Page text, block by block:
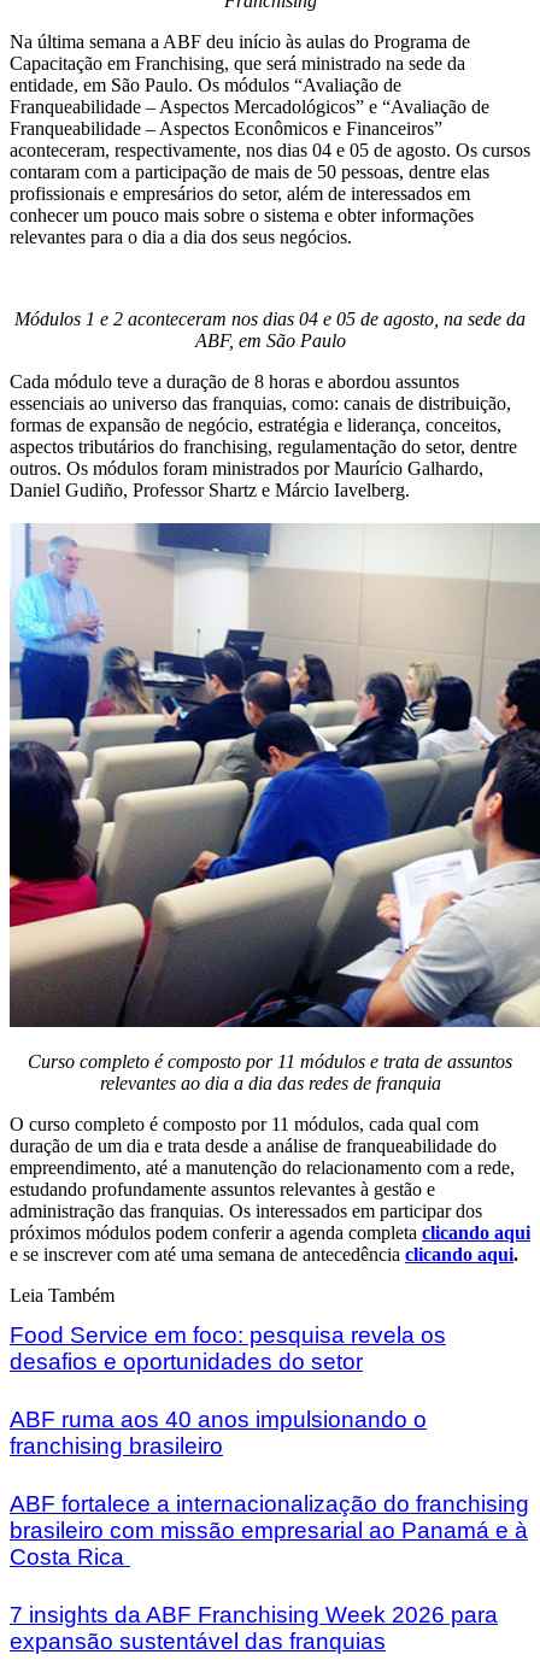
Na última semana a ABF deu início às aulas do Programa de
Capacitação em Franchising, que será ministrado na sede da
entidade, em São Paulo. Os módulos “Avaliação de
Franqueabilidade – Aspectos Mercadológicos” e “Avaliação de
Franqueabilidade – Aspectos Econômicos e Financeiros”
aconteceram, respectivamente, nos dias 04 e 05 de agosto. Os cursos
contaram com a participação de mais de 50 pessoas, dentre elas
profissionais e empresários do setor, além de interessados em
conhecer um pouco mais sobre o sistema e obter informações
relevantes para o dia a dia dos seus negócios.
Módulos 1 e 2 aconteceram nos dias 04 e 05 de agosto, na sede da
ABF, em São Paulo
Cada módulo teve a duração de 8 horas e abordou assuntos
essenciais ao universo das franquias, como: canais de distribuição,
formas de expansão de negócio, estratégia e liderança, conceitos,
aspectos tributários do franchising, regulamentação do setor, dentre
outros. Os módulos foram ministrados por Maurício Galhardo,
Daniel Gudiño, Professor Shartz e Márcio Iavelberg.
Curso completo é composto por 11 módulos e trata de assuntos
relevantes ao dia a dia das redes de franquia
O curso completo é composto por 11 módulos, cada qual com
duração de um dia e trata desde a análise de franqueabilidade do
empreendimento, até a manutenção do relacionamento com a rede,
estudando profundamente assuntos relevantes à gestão e
administração das franquias. Os interessados em participar dos
próximos módulos podem conferir a agenda completa clicando aqui
e se inscrever com até uma semana de antecedência clicando aqui.
Leia Também
Food Service em foco: pesquisa revela os
desafios e oportunidades do setor
ABF ruma aos 40 anos impulsionando o
franchising brasileiro
ABF fortalece a internacionalização do franchising
brasileiro com missão empresarial ao Panamá e à
Costa Rica
7 insights da ABF Franchising Week 2026 para
expansão sustentável das franquias